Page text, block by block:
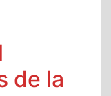
de la